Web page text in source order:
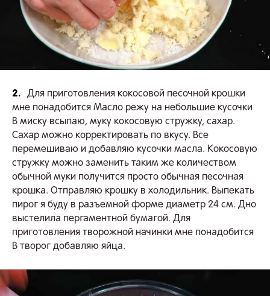
2.
Для приготовления кокосовой песочной крошки
мне понадобится Масло режу на небольшие кусочки
В миску всыпаю, муку кокосовую стружку, сахар.
Сахар можно корректировать по вкусу. Все
перемешиваю и добавляю кусочки масла. Кокосовую
стружку можно заменить таким же количеством
обычной муки получится просто обычная песочная
крошка. Отправляю крошку в холодильник. Выпекать
пирог я буду в разъемной форме диаметр 24 см. Дно
выстелила пергаментной бумагой. Для
приготовления творожной начинки мне понадобится
В творог добавляю яйца.